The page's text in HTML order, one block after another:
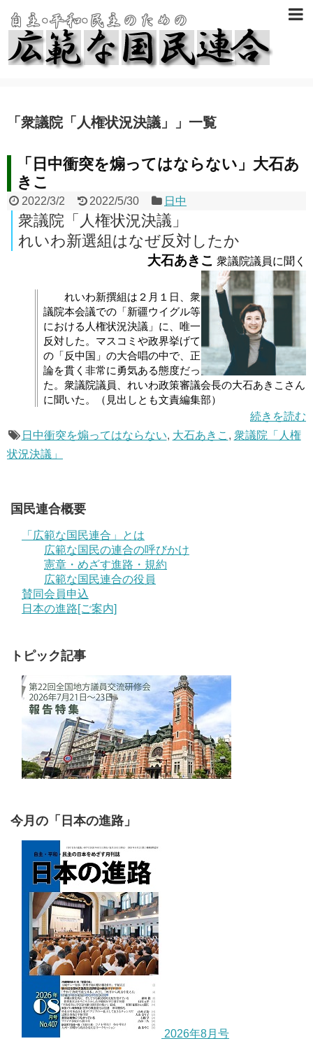
「 衆議院「人権状況決議」 」 一覧
「日中衝突を煽ってはならない」大石あ
きこ
2022/3/2 2022/5/30 日中
衆議院「人権状況決議」
れいわ新選組はなぜ反対したか
大石あきこ 衆議院議員に聞く
れいわ新撰組は２月１日、衆
議院本会議での「新疆ウイグル等
における人権状況決議」に、唯一
反対した。マスコミや政界挙げて
の「反中国」の大合唱の中で、正
論を貫く非常に勇気ある態度だっ
た。衆議院議員、れいわ政策審議会長の大石あきこさん
に聞いた。（見出しとも文責編集部）
続きを読む
日中衝突を煽ってはならない, 大石あきこ , 衆議院「人権
状況決議」
国民連合概要
「広範な国民連合」とは
広範な国民の連合の呼びかけ
憲章・めざす進路・規約
広範な国民連合の役員
賛同会員申込
日本の進路[ご案内]
トピック記事
今月の「日本の進路」
2026年8月号